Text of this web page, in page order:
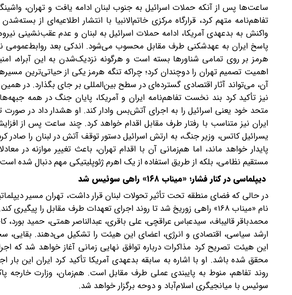
ساعت‌ها پس از آنکه حملات اسرائیل به جنوب لبنان ادامه یافت و تهران،
تفاهم‌نامه متهم کرد، قرارگاه مرکزی خاتم‌الانبیا با انتشار اطلاعیه‌ای از
واکنش به بدعهدی آمریکا، ادامه حملات اسرائیل به لبنان و عدم عقب‌نشینی
پاسخ ایران به عهدشکنی طرف مقابل محسوب می‌شود. اندکی بعد روابط‌عمومی
هرمز بر روی تمامی شناورها بسته است و هرگونه نزدیک‌شدن به این آبراه،
اهمیت تصمیم تهران را دوچندان کرد؛ چرا‌که تنگه هرمز یکی از حیاتی‌ترین
آن، می‌تواند آثار اقتصادی گسترده‌ای در سطح بین‌المللی بر جای بگذارد. در
نیز تأکید کرد بند نخست تفاهم‌نامه ایران و آمریکا، پایان جنگ در همه
متحد خود‌ یعنی اسرائیل‌ را به اجرای آتش‌بس وادار کند. او هشدار داد در
ایران نیز متناسب با رفتار طرف مقابل اقدام خواهد کرد. چند ساعت پس از
یسرائیل کاتس، وزیر جنگ، به ارتش اسرائیل دستور توقف آتش در لبنان را
پایدار خواهد ماند، اما هم‌زمانی آن با اقدام تهران، باعث تغییر موازنه در
مستقیم نظامی، بلکه از طریق استفاده از یک اهرم ژئوپلیتیکی مهم دنبال شده
دیپلماسی در کنار فشار؛ «میناب ۱۶۸» راهی سوئیس شد
در حالی که فضای منطقه تحت تأثیر تحولات لبنان قرار داشت، تهران مسیر
نام «میناب ۱۶۸» راهی زوریخ شد تا روند اجرای تعهدات طرف مقابل را
محمدباقر قالیباف، سیدعباس عراقچی، علی باقری، عبدالناصر همتی، حمید
ارشد سیاسی، اقتصادی و انرژی، اعضای این هیئت را تشکیل می‌دهند.
این هیئت تصریح کرد ‌مذاکرات درباره توافق نهایی زمانی آغاز خواهد شد که
محقق شده باشد. او با اشاره به سابقه بدعهدی آمریکا تأکید کرد ایران این
روند تفاهم، منوط به پایبندی عملی طرف مقابل است. هم‌زمان، وزارت خارجه
سوئیس با میانجیگری اسلام‌آباد و دوحه برگزار خواهد شد.